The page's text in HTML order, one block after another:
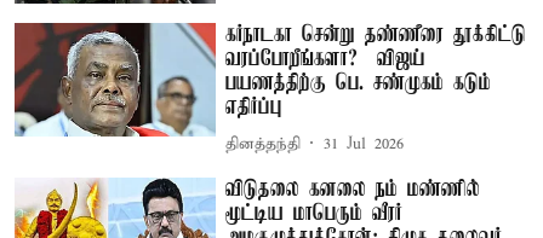
கர்நாடகா சென்று தண்ணீரை தூக்கிட்டு
வரப்போறீங்களா? – விஜய்
பயணத்திற்கு பெ. சண்முகம் கடும்
எதிர்ப்பு
தினத்தந்தி 31 Jul 2026
விடுதலை கனலை நம் மண்ணில்
மூட்டிய மாபெரும் வீரர்